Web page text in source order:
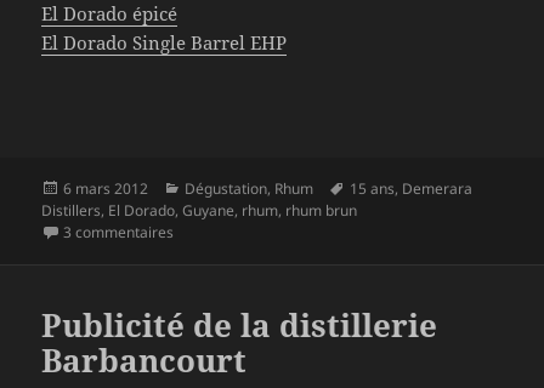
El Dorado épicé
El Dorado Single Barrel EHP
Publié
le
6 mars 2012 Catégories
Dégustation, Rhum
Mots-
clés
15 ans, Demerara
Distillers, El Dorado,Guyane, rhum, rhum brun
3 commentaires
Publicité de la distillerie
Barbancourt